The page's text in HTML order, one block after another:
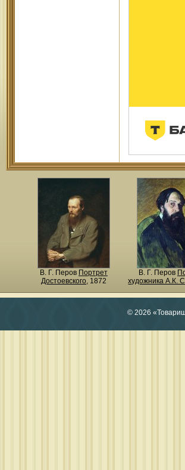
В. Г. Перов Портрет
Достоевского, 1872
В. Г. Перов
художника А.К.
© 2026